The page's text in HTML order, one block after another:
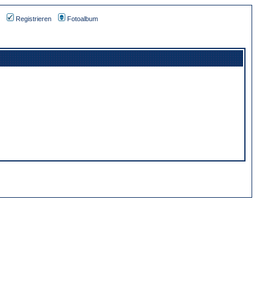
Registrieren Fotoalbum